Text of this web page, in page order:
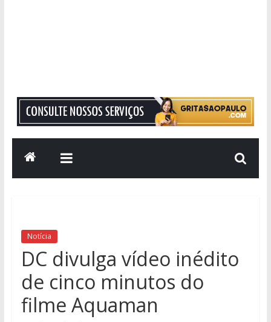
Grita
São
Paulo
Responsabilidade
Notícia
DC divulga vídeo inédito
de cinco minutos do
filme Aquaman